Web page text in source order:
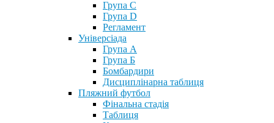
Група С
Група D
Регламент
Універсіада
Група А
Група Б
Бомбардири
Дисциплінарна таблиця
Пляжний футбол
Фінальна стадія
Таблиця